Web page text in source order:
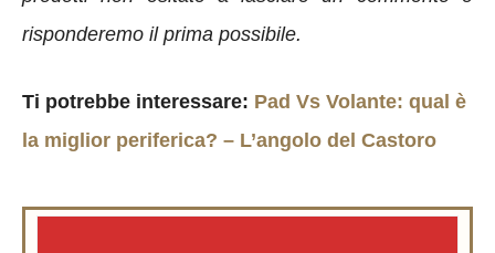
risponderemo il prima possibile.
Ti potrebbe interessare: Pad Vs Volante: qual è
la miglior periferica? – L’angolo del Castoro